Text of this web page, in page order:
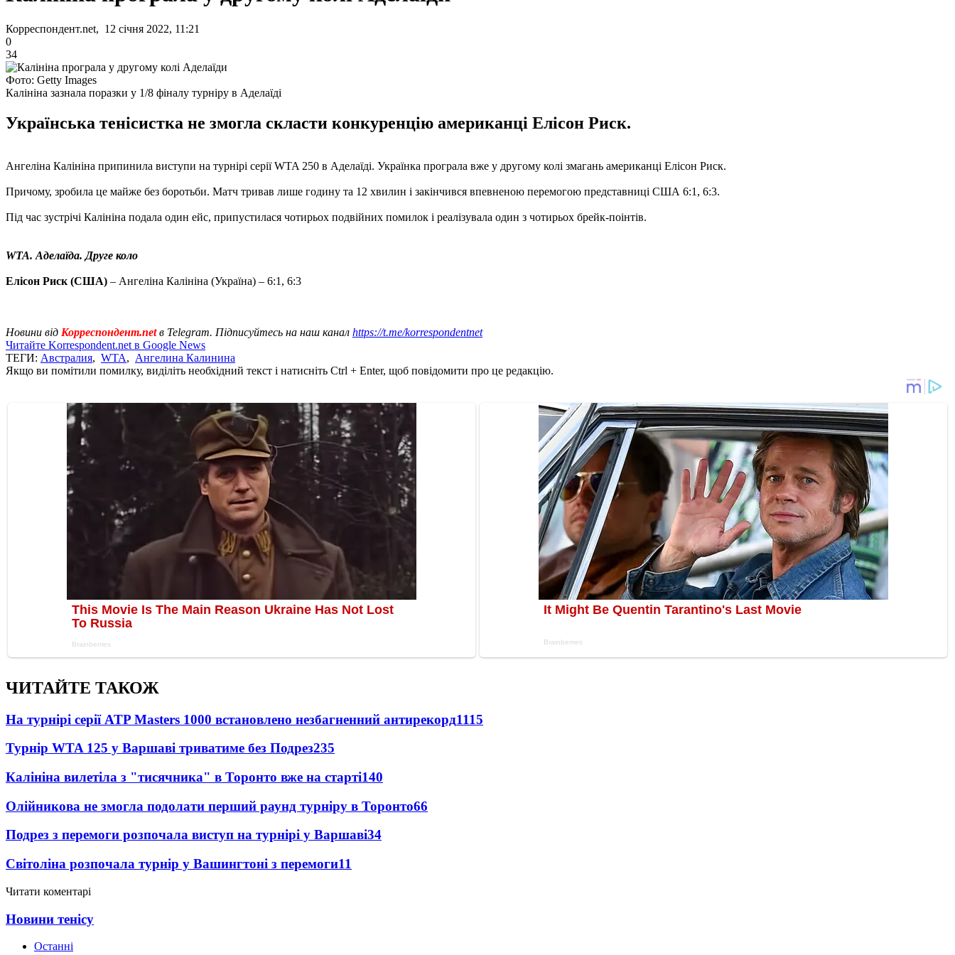
Корреспондент.net, 12 січня 2022, 11:21
0
34
Фото: Getty Images
Калініна зазнала поразки у 1/8 фіналу турніру в Аделаїді
Українська тенісистка не змогла скласти конкуренцію американці Елісон Риск.
Ангеліна Калініна припинила виступи на турнірі серії WTA 250 в Аделаїді. Українка програла вже у другому колі змагань американці Елісон Риск.
Причому, зробила це майже без боротьби. Матч тривав лише годину та 12 хвилин і закінчився впевненою перемогою представниці США 6:1, 6:3.
Під час зустрічі Калініна подала один ейс, припустилася чотирьох подвійних помилок і реалізувала один з чотирьох брейк-поінтів.
WTA. Аделаїда. Друге коло
Елісон Риск (США) – Ангеліна Калініна (Україна) – 6:1, 6:3
Новини від Корреспондент.netв Telegram. Підписуйтесь на наш канал https://t.me/korrespondentnet
Читайте Korrespondent.net в Google News
ТЕГИ: Австралия, WTA, Ангелина Калинина
Якщо ви помітили помилку, виділіть необхідний текст і натисніть Ctrl + Enter, щоб повідомити про це редакцію.
ЧИТАЙТЕ ТАКОЖ
На турнірі серії ATP Masters 1000 встановлено незбагненний антирекорд1115
Турнір WTA 125 у Варшаві триватиме без Подрез235
Калініна вилетіла з "тисячника" в Торонто вже на старті140
Олійникова не змогла подолати перший раунд турніру в Торонто66
Подрез з перемоги розпочала виступ на турнірі у Варшаві34
Світоліна розпочала турнір у Вашингтоні з перемоги11
Читати коментарі
Новини тенісу
Останні